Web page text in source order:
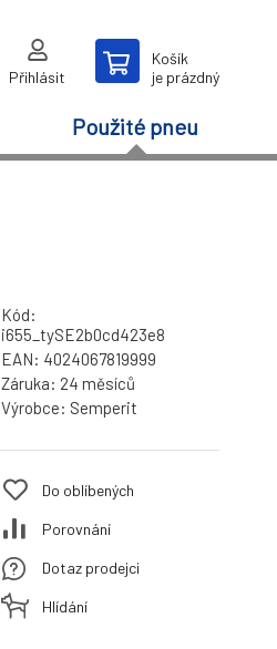
Přihlásit
Košík
je prázdný
Použité pneu
Kód:
i655_tySE2b0cd423e8
EAN: 4024067819999
Záruka: 24 měsíců
Výrobce: Semperit
Do oblíbených
Porovnání
Dotaz prodejci
Hlídání